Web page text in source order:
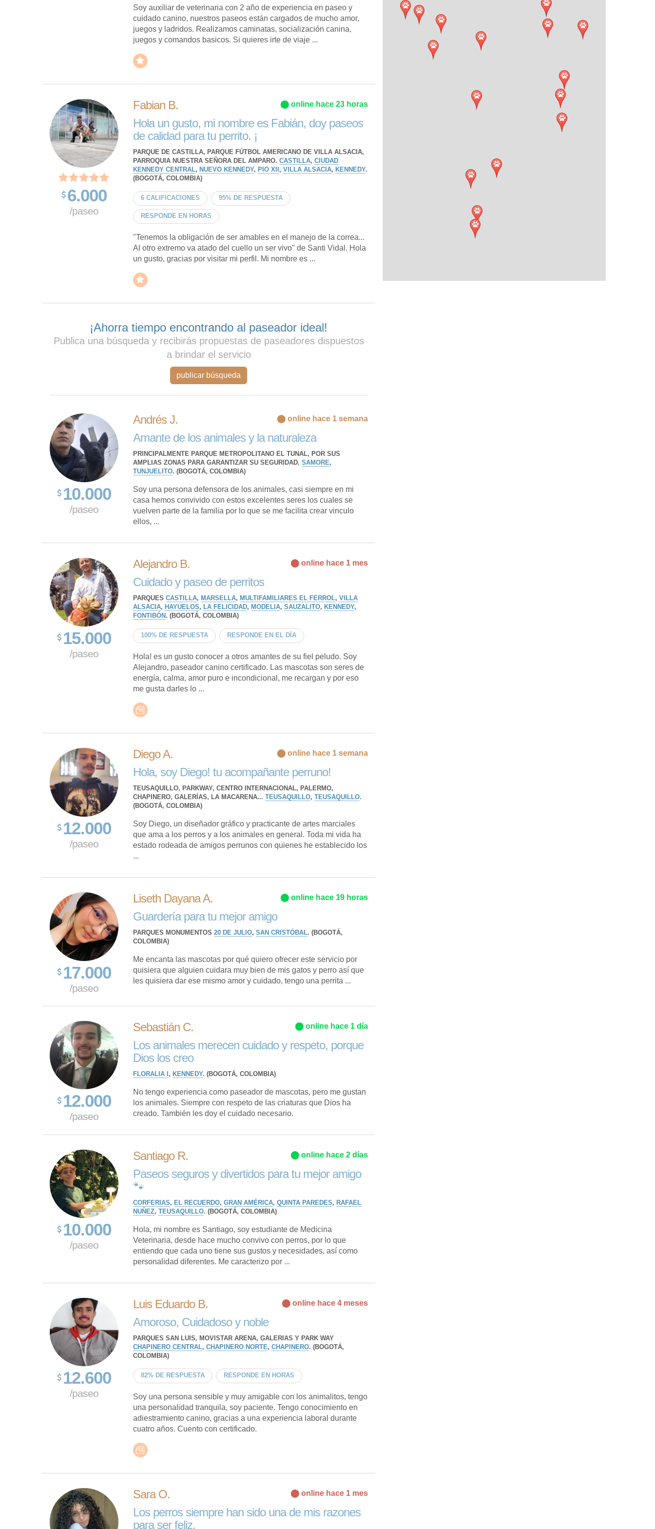
Soy auxiliar de veterinaria con 2 año de experiencia en paseo y
cuidado canino, nuestros paseos están cargados de mucho amor,
juegos y ladridos. Realizamos caminatas, socialización canina,
juegos y comandos basicos. Si quieres irte de viaje ...
6.000
/paseo
Fabian B. ⬤ online hace 23 horas
Hola un gusto, mi nombre es Fabián, doy paseos
de calidad para tu perrito. ¡
PARQUE DE CASTILLA, PARQUE FÚTBOL AMERICANO DE VILLA ALSACIA,
PARROQUIA NUESTRA SEÑORA DEL AMPARO. CASTILLA, CIUDAD
KENNEDY CENTRAL, NUEVO KENNEDY, PIO XII , VILLA ALSACIA, KENNEDY.
(BOGOTÁ, COLOMBIA)
6 CALIFICACIONES 95% DE RESPUESTA
RESPONDE EN HORAS
"Tenemos la obligación de ser amables en el manejo de la correa...
Al otro extremo va atado del cuello un ser vivo" de Santi Vidal. Hola
un gusto, gracias por visitar mi perfil. Mi nombre es ...
¡Ahorra tiempo encontrando al paseador ideal!
Publica una búsqueda y recibirás propuestas de paseadores dispuestos
a brindar el servicio
publicar búsqueda
10.000
/paseo
Andrés J. ⬤ online hace 1 semana
Amante de los animales y la naturaleza
PRINCIPALMENTE PARQUE METROPOLITANO EL TUNAL, POR SUS
AMPLIAS ZONAS PARA GARANTIZAR SU SEGURIDAD. SAMORE,
TUNJUELITO. (BOGOTÁ, COLOMBIA)
Soy una persona defensora de los animales, casi siempre en mi
casa hemos convivido con estos excelentes seres los cuales se
vuelven parte de la familia por lo que se me facilita crear vinculo
ellos, ...
15.000
/paseo
Alejandro B. ⬤ online hace 1 mes
Cuidado y paseo de perritos
PARQUES CASTILLA, MARSELLA, MULTIFAMILIARES EL FERROL, VILLA
ALSACIA, HAYUELOS, LA FELICIDAD, MODELIA, SAUZALITO, KENNEDY,
FONTIBÓN . (BOGOTÁ, COLOMBIA)
100% DE RESPUESTA RESPONDE EN EL DÍA
Hola! es un gusto conocer a otros amantes de su fiel peludo. Soy
Alejandro, paseador canino certificado. Las mascotas son seres de
energía, calma, amor puro e incondicional, me recargan y por eso
me gusta darles lo ...
12.000
/paseo
Diego A. ⬤ online hace 1 semana
Hola, soy Diego! tu acompañante perruno!
TEUSAQUILLO, PARKWAY, CENTRO INTERNACIONAL, PALERMO,
CHAPINERO, GALERÍAS, LA MACARENA... TEUSAQUILLO, TEUSAQUILLO.
(BOGOTÁ, COLOMBIA)
Soy Diego, un diseñador gráfico y practicante de artes marciales
que ama a los perros y a los animales en general. Toda mi vida ha
estado rodeada de amigos perrunos con quienes he establecido los
...
17.000
/paseo
Liseth Dayana A. ⬤ online hace 19 horas
Guardería para tu mejor amigo
PARQUES MONUMENTOS 20 DE JULIO, SAN CRISTÓBAL. (BOGOTÁ,
COLOMBIA)
Me encanta las mascotas por qué quiero ofrecer este servicio por
quisiera que alguien cuidara muy bien de mis gatos y perro así que
les quisiera dar ese mismo amor y cuidado, tengo una perrita ...
12.000
/paseo
Sebastián C. ⬤ online hace 1 día
Los animales merecen cuidado y respeto, porque
Dios los creo
FLORALIA I, KENNEDY. (BOGOTÁ, COLOMBIA)
No tengo experiencia como paseador de mascotas, pero me gustan
los animales. Siempre con respeto de las criaturas que Dios ha
creado. También les doy el cuidado necesario.
10.000
/paseo
Santiago R. ⬤ online hace 2 días
Paseos seguros y divertidos para tu mejor amigo
🐾
CORFERIAS, EL RECUERDO, GRAN AMÉRICA, QUINTA PAREDES, RAFAEL
NUÑEZ, TEUSAQUILLO. (BOGOTÁ, COLOMBIA)
Hola, mi nombre es Santiago, soy estudiante de Medicina
Veterinaria, desde hace mucho convivo con perros, por lo que
entiendo que cada uno tiene sus gustos y necesidades, así como
personalidad diferentes. Me caracterizo por ...
12.600
/paseo
Luis Eduardo B. ⬤ online hace 4 meses
Amoroso, Cuidadoso y noble
PARQUES SAN LUIS, MOVISTAR ARENA, GALERIAS Y PARK WAY
CHAPINERO CENTRAL, CHAPINERO NORTE, CHAPINERO. (BOGOTÁ,
COLOMBIA)
82% DE RESPUESTA RESPONDE EN HORAS
Soy una persona sensible y muy amigable con los animalitos, tengo
una personalidad tranquila, soy paciente. Tengo conocimiento en
adiestramiento canino, gracias a una experiencia laboral durante
cuatro años. Cuento con certificado.
Sara O. ⬤ online hace 1 mes
Los perros siempre han sido una de mis razones
para ser feliz.